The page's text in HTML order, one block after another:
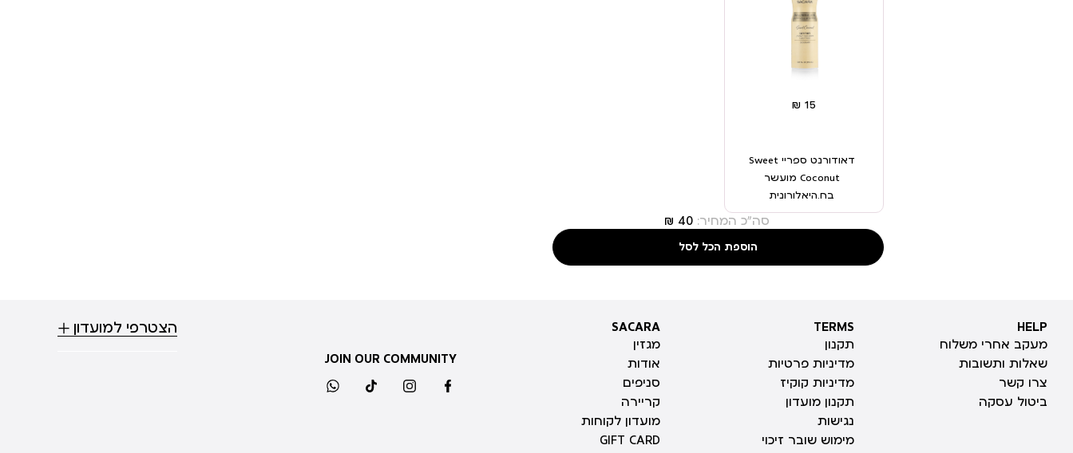
דאודורנט ספריי Sweet
Coconut מועשר
בח.היאלורונית
סה"כ המחיר: ‏40 ₪
הוספת הכל לסל
HELP
HELP
מעקב אחרי משלוח
שאלות ותשובות
צרו קשר
ביטול עסקה
TERMS
TERMS
תקנון
מדיניות פרטיות
מדיניות קוקיז
תקנון מועדון
נגישות
מימוש שובר זיכוי
SACARA
SACARA
מגזין
אודות
סניפים
קריירה
מועדון לקוחות
GIFT CARD
JOIN OUR COMMUNITY
facebook
instagram
tiktok
whatsapp
הצטרפי למועדון